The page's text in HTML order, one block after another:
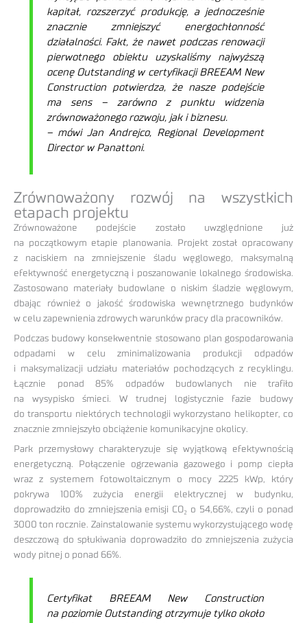
kapitał, rozszerzyć produkcję, a jednocześnie
znacznie zmniejszyć energochłonność
działalności. Fakt, że nawet podczas renowacji
pierwotnego obiektu uzyskaliśmy najwyższą
ocenę Outstanding w certyfikacji BREEAM New
Construction potwierdza, że nasze podejście
ma sens – zarówno z punktu widzenia
zrównoważonego rozwoju, jak i biznesu.
– mówi Jan Andrejco, Regional Development
Director w Panattoni.
Zrównoważony rozwój na wszystkich
etapach projektu
Zrównoważone podejście zostało uwzględnione już
na początkowym etapie planowania. Projekt został opracowany
z naciskiem na zmniejszenie śladu węglowego, maksymalną
efektywność energetyczną i poszanowanie lokalnego środowiska.
Zastosowano materiały budowlane o niskim śladzie węglowym,
dbając również o jakość środowiska wewnętrznego budynków
w celu zapewnienia zdrowych warunków pracy dla pracowników.
Podczas budowy konsekwentnie stosowano plan gospodarowania
odpadami w celu zminimalizowania produkcji odpadów
i maksymalizacji udziału materiałów pochodzących z recyklingu.
Łącznie ponad 85% odpadów budowlanych nie trafiło
na wysypisko śmieci. W trudnej logistycznie fazie budowy
do transportu niektórych technologii wykorzystano helikopter, co
znacznie zmniejszyło obciążenie komunikacyjne okolicy.
Park przemysłowy charakteryzuje się wyjątkową efektywnością
energetyczną. Połączenie ogrzewania gazowego i pomp ciepła
wraz z systemem fotowoltaicznym o mocy 2225 kWp, który
pokrywa 100% zużycia energii elektrycznej w budynku,
doprowadziło do zmniejszenia emisji CO₂ o 54,66%, czyli o ponad
3000 ton rocznie. Zainstalowanie systemu wykorzystującego wodę
deszczową do spłukiwania doprowadziło do zmniejszenia zużycia
wody pitnej o ponad 66%.
Certyfikat BREEAM New Construction
na poziomie Outstanding otrzymuje tylko około